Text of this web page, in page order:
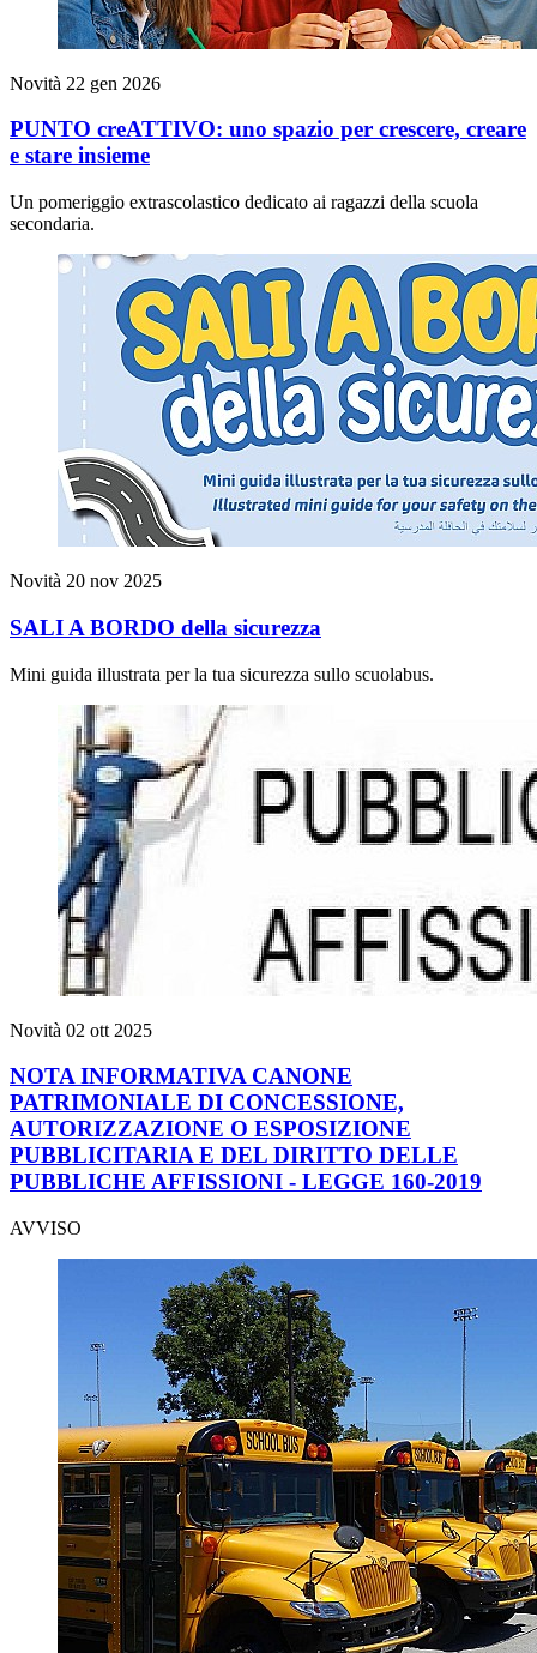
Novità 22 gen 2026
PUNTO creATTIVO: uno spazio per crescere, creare
e stare insieme
Un pomeriggio extrascolastico dedicato ai ragazzi della scuola
secondaria.
Novità 20 nov 2025
SALI A BORDO della sicurezza
Mini guida illustrata per la tua sicurezza sullo scuolabus.
Novità 02 ott 2025
NOTA INFORMATIVA CANONE
PATRIMONIALE DI CONCESSIONE,
AUTORIZZAZIONE O ESPOSIZIONE
PUBBLICITARIA E DEL DIRITTO DELLE
PUBBLICHE AFFISSIONI - LEGGE 160-2019
AVVISO